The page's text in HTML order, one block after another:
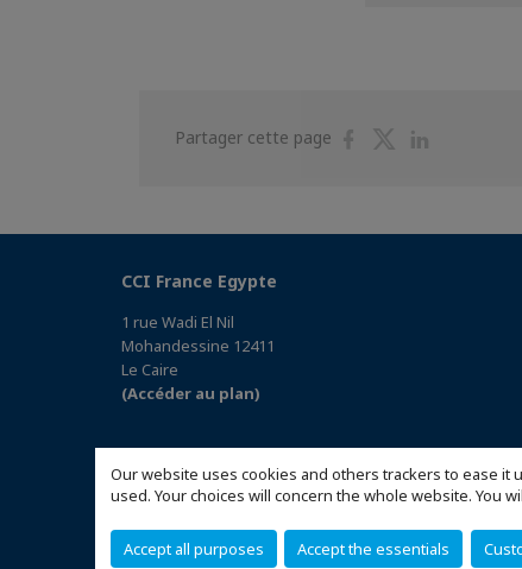
Our website uses cookies and others trackers to ease
used. Your choices will concern the whole website. You
Accept all purposes Accept the essentials
Partager cette page
PartagerPartager
CCI France Egypte
1 rue Wadi El Nil
Mohandessine 12411
Le Caire
(Accéder au plan)